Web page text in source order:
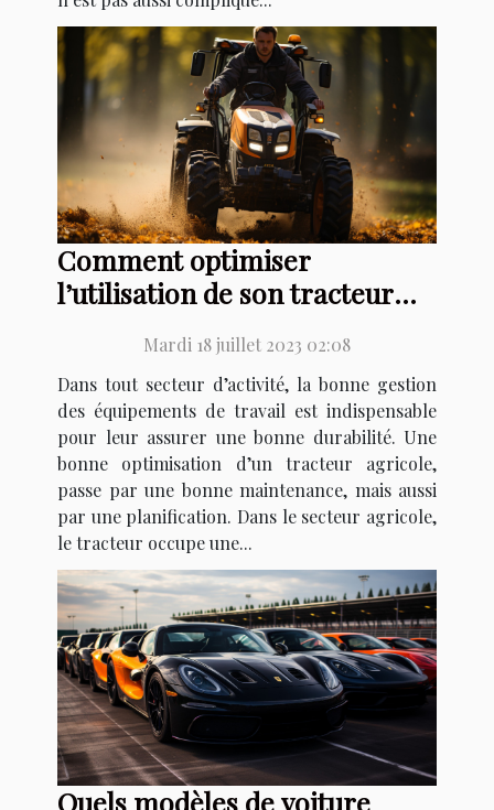
Comment optimiser
l’utilisation de son tracteur
Mardi 18 juillet 2023 02:08
Dans tout secteur d’activité, la bonne gestion
des équipements de travail est indispensable
pour leur assurer une bonne durabilité. Une
bonne optimisation d’un tracteur agricole,
passe par une bonne maintenance, mais aussi
par une planification. Dans le secteur agricole,
le tracteur occupe une...
Quels modèles de voiture